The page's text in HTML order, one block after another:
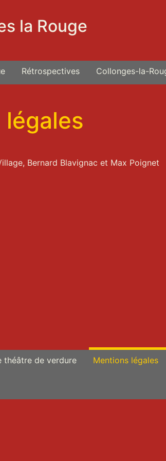
la Rouge
Rétrospectives Collonges-la-
Bernard Blavignac et Max Poignet
théâtre de verdure Mentions légales